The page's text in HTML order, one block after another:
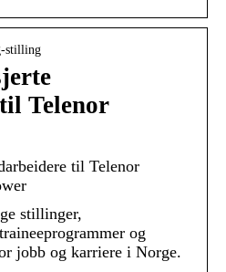
stilling
Telenor
til Telenor
stillinger,
og
jobb og karriere i Norge.